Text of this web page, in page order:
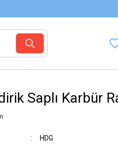
Saplı Karbür
HDG